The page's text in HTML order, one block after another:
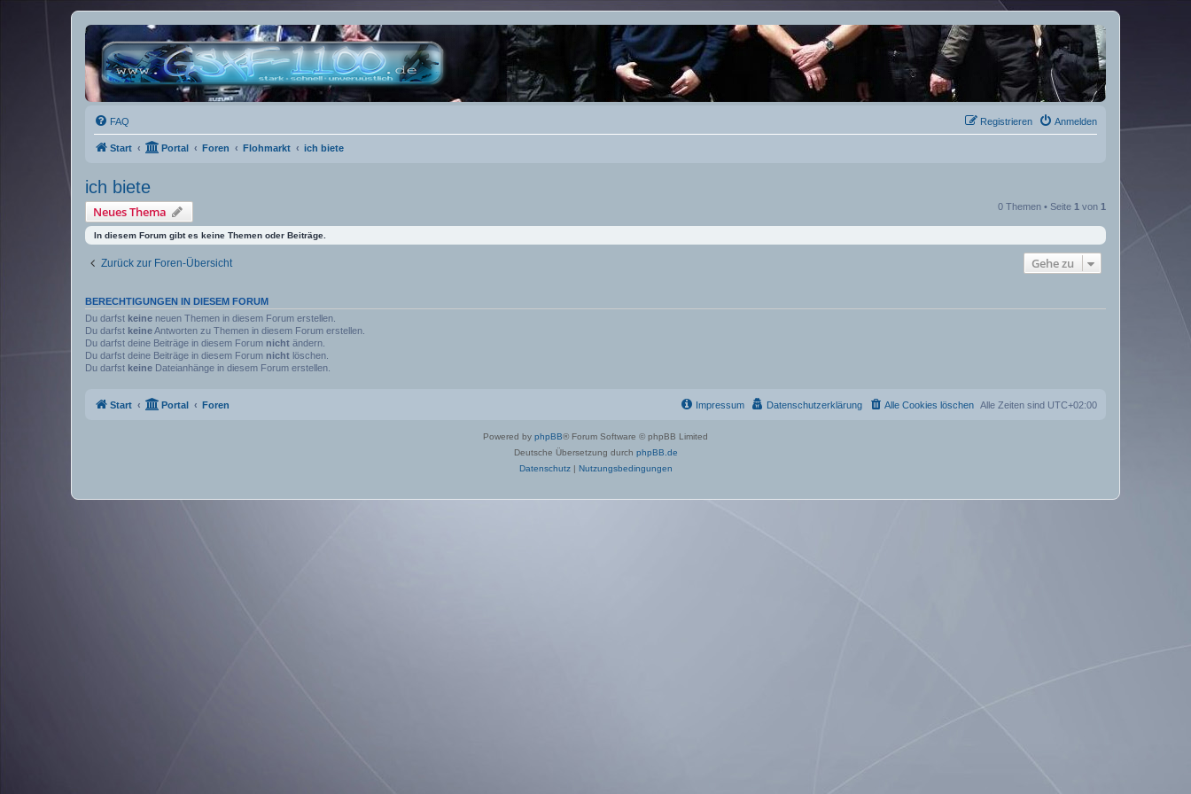
FAQ Anmelden
Registrieren
Start Portal Foren Flohmarkt ich biete
ich biete
Neues Thema 0 Themen • Seite 1 von 1
In diesem Forum gibt es keine Themen oder Beiträge.
Zurück zur Foren-Übersicht Gehe zu
BERECHTIGUNGEN IN DIESEM FORUM
Du darfst keine neuen Themen in diesem Forum erstellen.
Du darfst keineAntworten zu Themen in diesem Forum erstellen.
Du darfst deine Beiträge in diesem Forum nicht ändern.
Du darfst deine Beiträge in diesem Forum nicht löschen.
Du darfst keine Dateianhänge in diesem Forum erstellen.
Start Portal Foren Alle Zeiten sind UTC+02:00
Alle Cookies löschen
Datenschutzerklärung
Impressum
Powered by phpBB® Forum Software © phpBB Limited
Deutsche Übersetzung durch phpBB.de
Datenschutz| Nutzungsbedingungen